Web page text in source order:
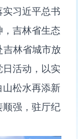
习近平总书
吉林省生态
吉林省城市放
活动，以实
山松水再添新
顺强，驻厅纪